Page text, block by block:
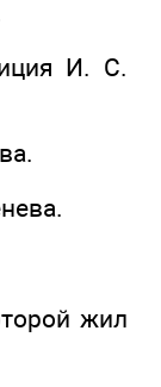
И. С.
жил